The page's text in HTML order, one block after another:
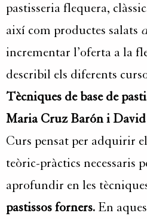
pastisseria flequera,
així com productes salats
incrementar l’oferta a la
describil els diferents
Tècniques de base de
Maria Cruz Barón i
Curs pensat per adquirir
teòric-pràctics necessaris
aprofundir en les
pastissos forners. En